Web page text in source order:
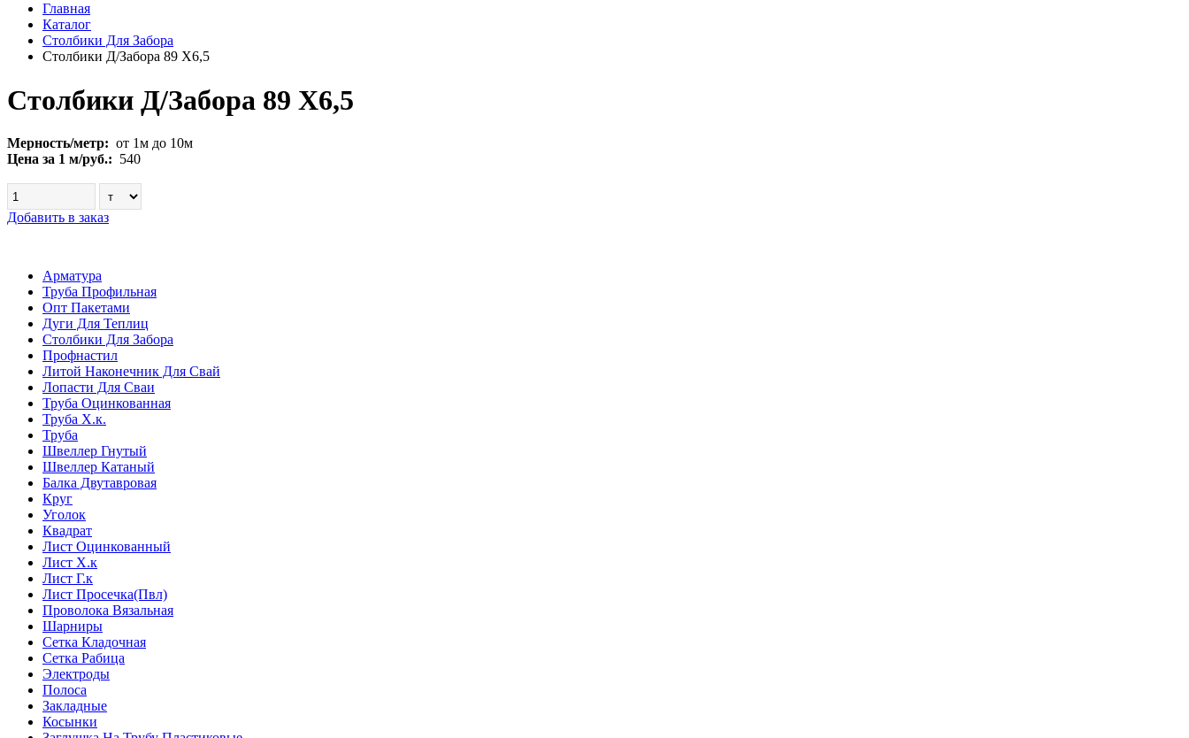
Главная
Каталог
Столбики Для Забора
Столбики Д/Забора 89 Х6,5
Столбики Д/Забора 89 Х6,5
Мерность/метр: от 1м до 10м
Цена за 1 м/руб.: 540
Добавить в заказ
Арматура
Труба Профильная
Опт Пакетами
Дуги Для Теплиц
Столбики Для Забора
Профнастил
Литой Наконечник Для Свай
Лопасти Для Сваи
Труба Оцинкованная
Труба Х.к.
Труба
Швеллер Гнутый
Швеллер Катаный
Балка Двутавровая
Круг
Уголок
Квадрат
Лист Оцинкованный
Лист Х.к
Лист Г.к
Лист Просечка(Пвл)
Проволока Вязальная
Шарниры
Сетка Кладочная
Сетка Рабица
Электроды
Полоса
Закладные
Косынки